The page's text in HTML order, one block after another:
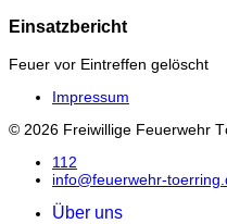
Einsatzbericht
Feuer vor Eintreffen gelöscht
Impressum
© 2026 Freiwillige Feuerwehr
112
info@feuerwehr-
Über uns